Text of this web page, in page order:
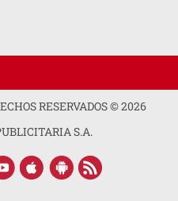
RESERVADOS ©2026
S.A.